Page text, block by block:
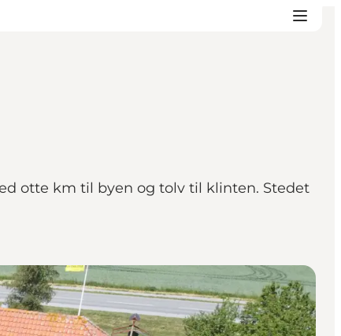
otte km til byen og tolv til klinten. Stedet